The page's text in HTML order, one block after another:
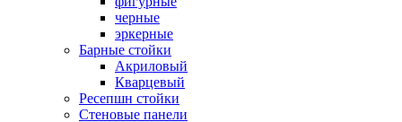
черные
эркерные
Барные стойки
Акриловый
Кварцевый
Ресепшн стойки
Стеновые панели